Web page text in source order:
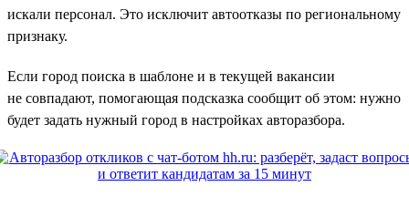
искали персонал. Это исключит автоотказы по региональному
признаку.
Если город поиска в шаблоне и в текущей вакансии
не совпадают, помогающая подсказка сообщит об этом: нужно
будет задать нужный город в настройках авторазбора.